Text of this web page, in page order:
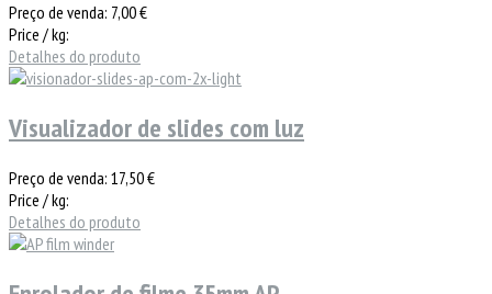
Preço de venda: 7,00 €
Price / kg:
Detalhes do produto
Visualizador de slides com luz
Preço de venda: 17,50 €
Price / kg:
Detalhes do produto